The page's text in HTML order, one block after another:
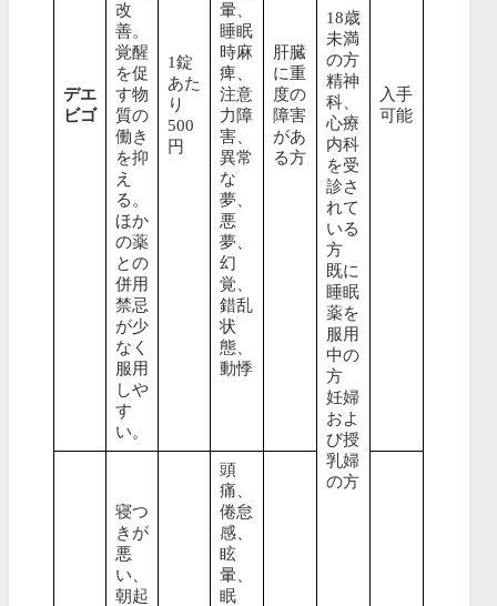
18歳
未満
の方
精神
科、
心療
内科
を受
診さ
れて
いる
方
既に
睡眠
薬を
服用
中の
方
妊婦
およ
び授
乳婦
の方
デエ
ビゴ
改
善。
覚醒
を促
す物
質の
働き
を抑
え
る。
ほか
の薬
との
併用
禁忌
が少
なく
服用
しや
す
い。
1錠
あた
り
500
円
暈、
睡眠
時麻
痺、
注意
力障
害、
異常
な
夢、
悪
夢、
幻
覚、
錯乱
状
態、
動悸
肝臓
に重
度の
障害
があ
る方
入手
可能
寝つ
きが
悪
い、
朝起
頭
痛、
倦怠
感、
眩
暈、
眠